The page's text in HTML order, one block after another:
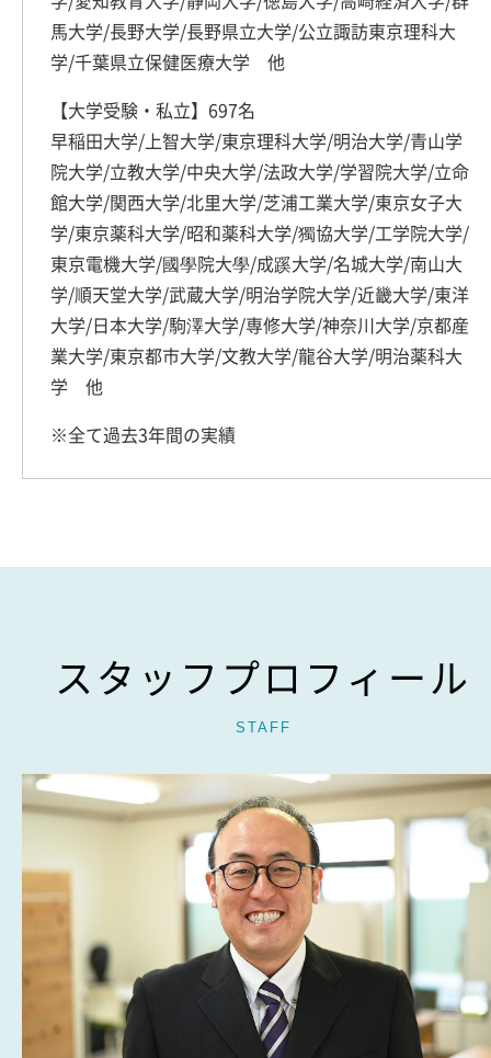
馬大学/長野大学/長野県立大学/公立諏訪東京理科大
学/千葉県立保健医療大学 他
【大学受験・私立】697名
早稲田大学/上智大学/東京理科大学/明治大学/青山学
院大学/立教大学/中央大学/法政大学/学習院大学/立命
館大学/関西大学/北里大学/芝浦工業大学/東京女子大
学/東京薬科大学/昭和薬科大学/獨協大学/工学院大学/
東京電機大学/國學院大學/成蹊大学/名城大学/南山大
学/順天堂大学/武蔵大学/明治学院大学/近畿大学/東洋
大学/日本大学/駒澤大学/専修大学/神奈川大学/京都産
業大学/東京都市大学/文教大学/龍谷大学/明治薬科大
学 他
※全て過去3年間の実績
スタッフプロフィール
STAFF